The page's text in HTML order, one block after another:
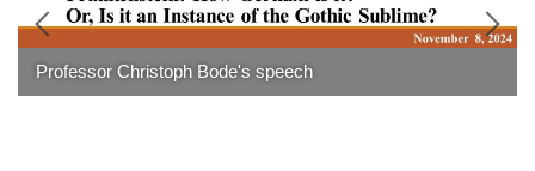
Professor Christoph Bode's speech